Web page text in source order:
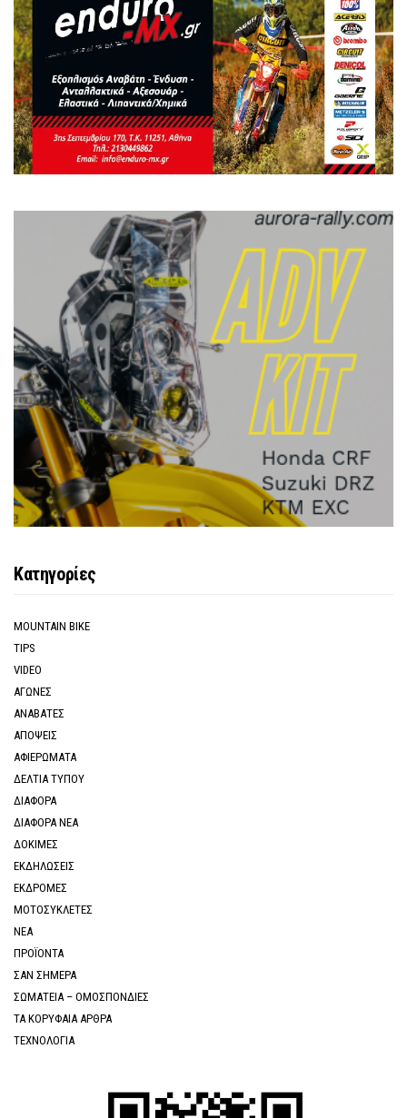
Κατηγορίες
MOUNTAIN BIKE
TIPS
VIDEO
ΑΓΩΝΕΣ
ΑΝΑΒΑΤΕΣ
ΑΠΟΨΕΙΣ
ΑΦΙΕΡΩΜΑΤΑ
ΔΕΛΤΙΑ ΤΥΠΟΥ
ΔΙΑΦΟΡΑ
ΔΙΑΦΟΡΑ ΝΕΑ
ΔΟΚΙΜΕΣ
ΕΚΔΗΛΩΣΕΙΣ
ΕΚΔΡΟΜΕΣ
ΜΟΤΟΣΥΚΛΕΤΕΣ
ΝΕΑ
ΠΡΟΪΟΝΤΑ
ΣΑΝ ΣΗΜΕΡΑ
ΣΩΜΑΤΕΙΑ – ΟΜΟΣΠΟΝΔΙΕΣ
ΤΑ ΚΟΡΥΦΑΙΑ ΑΡΘΡΑ
ΤΕΧΝΟΛΟΓΙΑ